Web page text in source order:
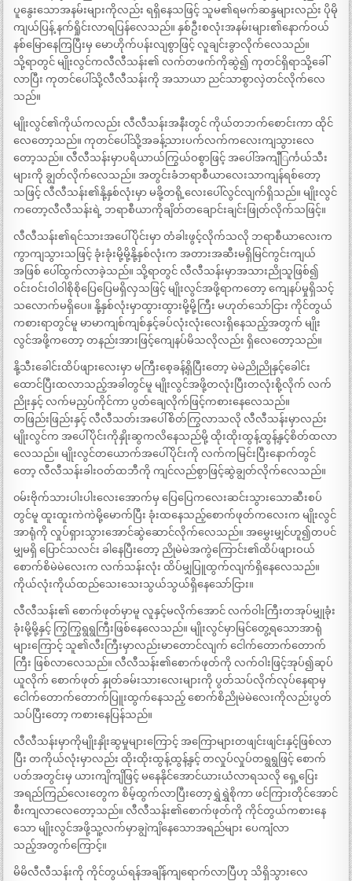
ပူနွေးသောအနမ်းများကိုလည်း ရရှိနေသဖြင့် သူမ၏ရမက်ဆန္ဒများလည်း ပိုမို
ကျယ်ပြန့် နက်ရှိုင်းလာရပြန်လေသည်။ နှစ်ဦးစလုံးအနမ်းများ၏နောက်ဝယ်
နစ်မြောနေကြပြီးမှ မောဟိုက်ပန်းလျစွာဖြင့် လူချင်းခွာလိုက်လေသည်။
သို့ရာတွင် မျိုးလွင်ကလီလီသန်း၏ လက်တဖက်ကိုဆွဲ၍ ကုတင်ရှိရာသို့ခေါ်
လာပြီး ကုတင်ပေါ်သို့လီလီသန်းကို အသာယာ ညင်သာစွာလှဲတင်လိုက်လေ
သည်။
မျိုးလွင်၏ကိုယ်ကလည်း လီလီသန်းအနီးတွင် ကိုယ်တဘက်စောင်းကာ ထိုင်
လေတော့သည်။ ကုတင်ပေါ်သို့အခန့်သားပက်လက်ကလေးကျသွားလေ
တော့သည်။ လီလီသန်းမှာပရိယာယ်ကြွယ်ဝစွာဖြင့် အပေါ်အကျီြင်္ကယ်သီး
များကို ချွတ်လိုက်လေသည်။ အတွင်းခံဘရာစီယာလေးသာကျန်ရစ်တော့
သဖြင့် လီလီသန်း၏နို့နှစ်လုံးမှာ မခို့တရို့လေးပေါ်လွင်လျက်ရှိသည်။ မျိုးလွင်
ကတော့လီလီသန်းရဲ့ ဘရာစီယာကိုချိတ်တချောင်းချင်းဖြုတ်လိုက်သဖြင့်။
လီလီသန်း၏ရင်သားအပေါ်ပိုင်းမှာ တံခါးဖွင့်လိုက်သလို ဘရာစီယာလေးက
ကွာကျသွားသဖြင့် ခုံးခုံးမို့မို့နို့နှစ်လုံးက အတားအဆီးမရှိမြင်ကွင်းကျယ်
အဖြစ် ပေါ်ထွက်လာခဲ့သည်။ သို့ရာတွင် လီလီသန်းမှာအသားညိုသူဖြစ်၍
ဝင်းဝင်းဝါဝါစိုစိုပြေပြေမရှိလှသဖြင့် မျိုးလွင်အဖို့ရာကတော့ ကျေနပ်မှုရှိသင့်
သလောက်မရှိပေ။ နို့နှစ်လုံးမှာထွားထွားမို့မို့ကြီး မဟုတ်သော်ငြား ကိုင်တွယ်
ကစားရာတွင်မူ မာမာကျစ်ကျစ်နှင့်ခပ်လုံးလုံးလေးရှိနေသည့်အတွက် မျိုး
လွင်အဖို့ကတော့ တနည်းအားဖြင့်ကျေနပ်မိသလိုလည်း ရှိလေတော့သည်။
နို့သီးခေါင်းထိပ်ဖျားလေးမှာ မကြီးစေ့ခန့်ရှိပြီးတော့ မဲမဲညိုညိုနှင့်ခေါင်း
ထောင်ပြီးထလာသည့်အခါတွင်မူ မျိုးလွင်အဖို့တလုံးပြီးတလုံးစို့လိုက် လက်
ညိုးနှင့် လက်မညှပ်ကိုင်ကာ ပွတ်ချေလိုက်ဖြင့်ကစားနေလေသည်။
တဖြည်းဖြည်းနှင့် လီလီသတ်းအပေါ်စိတ်ကြွလာသလို လီလီသန်းမှာလည်း
မျိုးလွင်က အပေါ်ပိုင်းကိုနှိုးဆွကလိနေသည်မို့ ထိုးထိုးထွန့်ထွန့်နှင့်စိတ်ထလာ
လေသည်။ မျိုးလွင်တယောက်အပေါ်ပိုင်းကို လက်ကမြင်းပြီးနောက်တွင်
တော့ လီလီသန်းခါးဝတ်ထဘီကို ကျင်လည်စွာဖြင့်ဆွဲချွတ်လိုက်လေသည်။
၀မ်းဗိုက်သားပါးပါးလေးအောက်မှ ပြေပြေကလေးဆင်းသွားသောဆီးစပ်
တွင်မူ ထူးထူးကဲကဲမို့မောက်ပြီး ခုံးထနေသည့်စောက်ဖုတ်ကလေးက မျိုးလွင်
အာရုံကို လှုပ်ရှားသွားအောင်ဆွဲဆောင်လိုက်လေသည်။ အမွှေးမျှင်ဟူ၍တပင်
မျှမရှိ ပြောင်သလင်း ခါနေပြီးတော့ ညိုမဲမဲအကွဲကြောင်း၏ထိပ်ဖျားဝယ်
စောက်စိမဲမဲလေးက လက်သန်းလုံး ထိပ်မျှပြူထွက်လျက်ရှိနေလေသည်။
ကိုယ်လုံးကိုယ်ထည်သေးသေးသွယ်သွယ်ရှိနေသော်ငြား။
လီလီသန်း၏ စောက်ဖုတ်မှာမူ လူနှင့်မလိုက်အောင် လက်ဝါးကြီးတအုပ်မျှုခုံး
ခုံးမို့မို့နှင့် ကြွကြွရွရွကြီးဖြစ်နေလေသည်။ မျိုးလွင်မှာမြင်တွေ့ရသောအာရုံ
များကြောင့် သူ၏လီးကြီးမှာလည်းမာတောင်လျက် ငေါက်တောက်တောက်
ကြီး ဖြစ်လာလေသည်။ လီလီသန်း၏စောက်ဖုတ်ကို လက်ဝါးဖြင့်အုပ်၍ဆုပ်
ယူလိုက် စောက်ဖုတ် နှုတ်ခမ်းသားလေးများကို ပွတ်သပ်လိုက်လုပ်နေရာမှ
ငေါက်တောက်တောက်ပြူးထွက်နေသည့် စောက်စိညိုမဲမဲလေးကိုလည်းပွတ်
သပ်ပြီးတော့ ကစားနေပြန်သည်။
လီလီသန်းမှာကိုမျိုးနှိုးဆွမှုများကြောင့် အကြောများတဖျင်းဖျင်းနှင့်ဖြစ်လာ
ပြီး တကိုယ်လုံးမှာလည်း ထိုးထိုးထွန့်ထွန့်နှင့် တလှုပ်လှုပ်တရွရွဖြင့် စောက်
ပတ်အတွင်းမှ ယားကျိကျိဖြင့် မနေနိုင်အောင်ယားယံလာရသလို ရှေ့ပြေး
အရည်ကြည်လေးတွေက စိမ့်ထွက်လာပြီးတော့ရွှဲရွှဲစိုကာ ဖင်ကြားတိုင်အောင်
စီးကျလာလေတော့သည်။ လီလီသန်း၏စောက်ဖုတ်ကို ကိုင်တွယ်ကစားနေ
သော မျိုးလွင်အဖို့သူ့လက်မှာချွဲကျိနေသောအရည်များ ပေကျံလာ
သည့်အတွက်ကြောင့်။
မိမိလီလီသန်းကို ကိုင်တွယ်ရန်အချိန်ကျရောက်လာပြီဟု သိရှိသွားလေ